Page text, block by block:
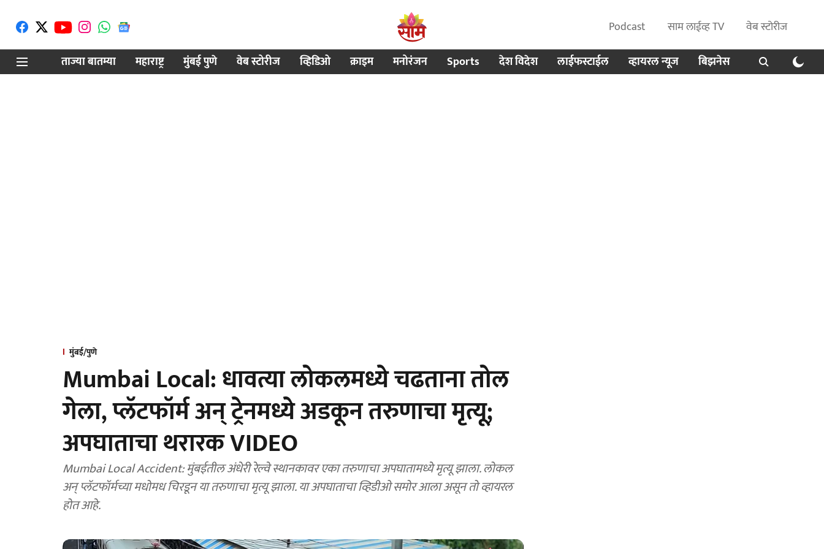
Podcast साम लाईव्ह TV
वेब स्टोरीज
ताज्या बातम्या
महाराष्ट्र मुंबई पुणे वेब स्टोरीज व्हिडिओ क्राइम मनोरंजन Sports देश विदेश लाईफस्टाईल व्हायरल न्यूज बिझनेस
मुंबई/पुणे
Mumbai Local: धावत्या लोकलमध्ये चढताना तोल
गेला, प्लॅटफॉर्म अन् ट्रेनमध्ये अडकून तरुणाचा मृत्यू;
अपघाताचा थरारक VIDEO
Mumbai Local Accident: मुंबईतील अंधेरी रेल्वे स्थानकावर एका तरुणाचा अपघातामध्ये मृत्यू झाला. लोकल
अन् प्लॅटफॉर्मच्या मधोमध चिरडून या तरुणाचा मृत्यू झाला. या अपघाताचा व्हिडीओ समोर आला असून तो व्हायरल
होत आहे.